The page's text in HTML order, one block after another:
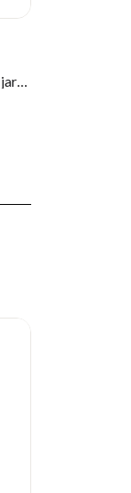
Livre douces histoires sonores | Le jardin